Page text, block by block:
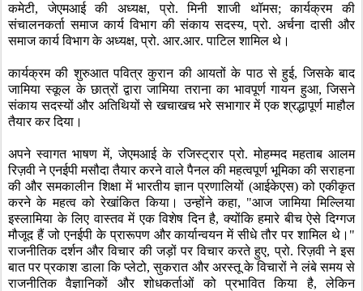
कमेटी,जेएमआई की अध्यक्ष,प्रो. मिनी शाजी थॉमस;कार्यक्रम की
संचालनकर्ता समाज कार्य विभाग की संकाय सदस्य,प्रो. अर्चना दासी और
समाज कार्य विभाग के अध्यक्ष,प्रो. आर.आर. पाटिल शामिल थे।
कार्यक्रम की शुरुआत पवित्र कुरान की आयतों के पाठ से हुई,जिसके बाद
जामिया स्कूल के छात्रों द्वारा जामिया तराना का भावपूर्ण गायन हुआ,जिसने
संकाय सदस्यों और अतिथियों से खचाखच भरे सभागार में एक श्रद्धापूर्ण माहौल
तैयार कर दिया।
अपने स्वागत भाषण में,जेएमआई के रजिस्ट्रार प्रो. मोहम्मद महताब आलम
रिज़वी ने एनईपी मसौदा तैयार करने वाले पैनल की महत्वपूर्ण भूमिका की सराहना
की और समकालीन शिक्षा में भारतीय ज्ञान प्रणालियों (आईकेएस) को एकीकृत
करने के महत्व को रेखांकित किया। उन्होंने कहा, "आज जामिया मिल्लिया
इस्लामिया के लिए वास्तव में एक विशेष दिन है,क्योंकि हमारे बीच ऐसे दिग्गज
मौजूद हैं जो एनईपी के प्रारूपण और कार्यान्वयन में सीधे तौर पर शामिल थे।"
राजनीतिक दर्शन और विचार की जड़ों पर विचार करते हुए,प्रो. रिज़वी ने इस
बात पर प्रकाश डाला कि प्लेटो,सुकरात और अरस्तू के विचारों ने लंबे समय से
राजनीतिक वैज्ञानिकों और शोधकर्ताओं को प्रभावित किया है,लेकिन